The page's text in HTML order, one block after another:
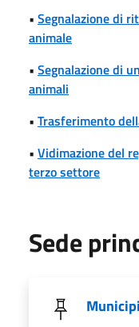
• Segnalazione di
animale
• Segnalazione di
animali
• Trasferimento
• Vidimazione del
terzo settore
Sede